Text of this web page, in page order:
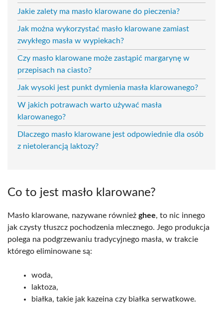
Jakie zalety ma masło klarowane do pieczenia?
Jak można wykorzystać masło klarowane zamiast
zwykłego masła w wypiekach?
Czy masło klarowane może zastąpić margarynę w
przepisach na ciasto?
Jak wysoki jest punkt dymienia masła klarowanego?
W jakich potrawach warto używać masła
klarowanego?
Dlaczego masło klarowane jest odpowiednie dla osób
z nietolerancją laktozy?
Co to jest masło klarowane?
Masło klarowane, nazywane również ghee, to nic innego
jak czysty tłuszcz pochodzenia mlecznego. Jego produkcja
polega na podgrzewaniu tradycyjnego masła, w trakcie
którego eliminowane są:
woda,
laktoza,
białka, takie jak kazeina czy białka serwatkowe.